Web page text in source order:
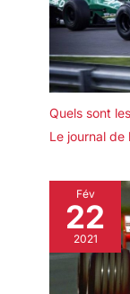
Quels sont
Le journal de
Fév
22
2021